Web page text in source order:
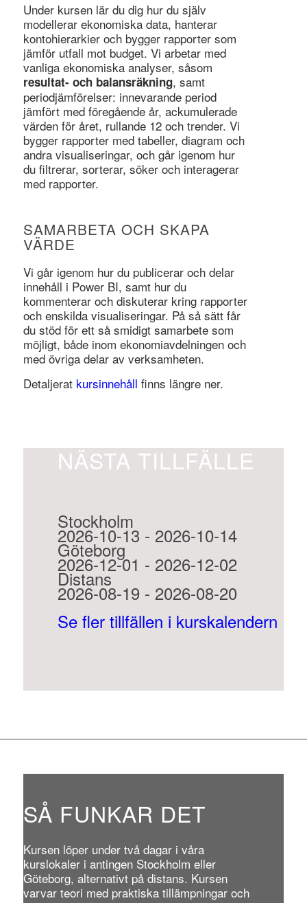
Under kursen lär du dig hur du själv
modellerar ekonomiska data, hanterar
kontohierarkier och bygger rapporter som
jämför utfall mot budget. Vi arbetar med
vanliga ekonomiska analyser, såsom
resultat- och balansräkning, samt
periodjämförelser: innevarande period
jämfört med föregående år, ackumulerade
värden för året, rullande 12 och trender. Vi
bygger rapporter med tabeller, diagram och
andra visualiseringar, och går igenom hur
du filtrerar, sorterar, söker och interagerar
med rapporter.
SAMARBETA OCH SKAPA
VÄRDE
Vi går igenom hur du publicerar och delar
innehåll i Power BI, samt hur du
kommenterar och diskuterar kring rapporter
och enskilda visualiseringar. På så sätt får
du stöd för ett så smidigt samarbete som
möjligt, både inom ekonomiavdelningen och
med övriga delar av verksamheten.
Detaljerat kursinnehåll finns längre ner.
NÄSTA TILLFÄLLE
Stockholm
2026-10-13 - 2026-10-14
Göteborg
2026-12-01 - 2026-12-02
Distans
2026-08-19 - 2026-08-20
Se fler tillfällen i kurskalendern
SÅ FUNKAR DET
Kursen löper under två dagar i våra
kurslokaler i antingen Stockholm eller
Göteborg, alternativt på distans. Kursen
varvar teori med praktiska tillämpningar och